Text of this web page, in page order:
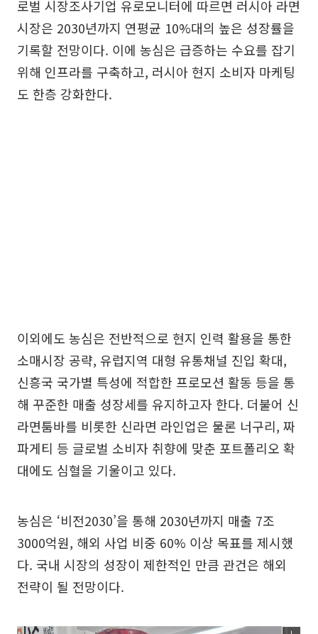
로벌 시장조사기업 유로모니터에 따르면 러시아 라면
시장은 2030년까지 연평균 10%대의 높은 성장률을
기록할 전망이다. 이에 농심은 급증하는 수요를 잡기
위해 인프라를 구축하고, 러시아 현지 소비자 마케팅
도 한층 강화한다.
이외에도 농심은 전반적으로 현지 인력 활용을 통한
소매시장 공략, 유럽지역 대형 유통채널 진입 확대,
신흥국 국가별 특성에 적합한 프로모션 활동 등을 통
해 꾸준한 매출 성장세를 유지하고자 한다. 더불어 신
라면툼바를 비롯한 신라면 라인업은 물론 너구리, 짜
파게티 등 글로벌 소비자 취향에 맞춘 포트폴리오 확
대에도 심혈을 기울이고 있다.
농심은 ‘비전2030’을 통해 2030년까지 매출 7조
3000억원, 해외 사업 비중 60% 이상 목표를 제시했
다. 국내 시장의 성장이 제한적인 만큼 관건은 해외
전략이 될 전망이다.